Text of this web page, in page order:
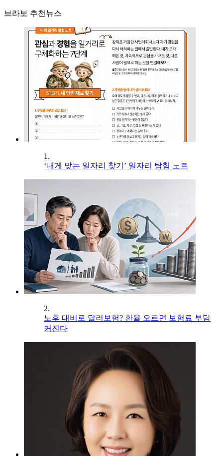
브라보 추천뉴스
1.
‘내게 맞는 일자리 찾기’ 일자리 탐험 노트
2.
노후 대비로 달러보험? 환율 오르면 보험료 부담
커진다